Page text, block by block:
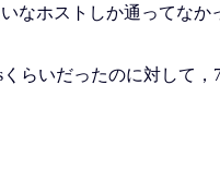
いなホストしか通ってなか
らいだったのに対して，